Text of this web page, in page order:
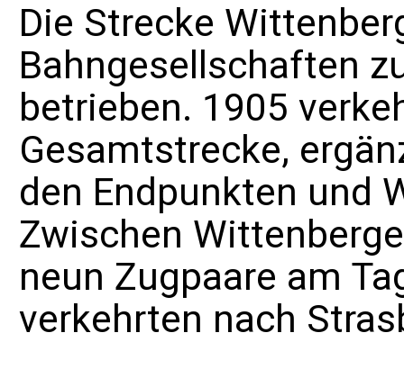
Die Strecke
Bahngesellschaften
betrieben. 1905
Gesamtstrecke,
den Endpunkten und
Zwischen
neun Zugpaare am
verkehrten nach